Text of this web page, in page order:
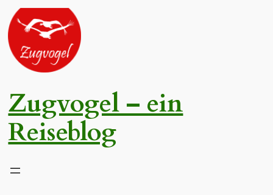
Zum
Inhalt
springen
Zugvogel – ein
Reiseblog